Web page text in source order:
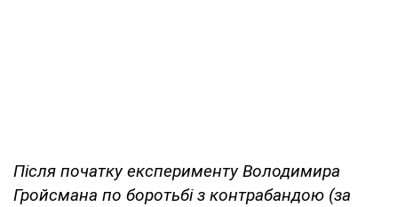
Після початку експерименту Володимира
Гройсмана по боротьбі з контрабандою (за